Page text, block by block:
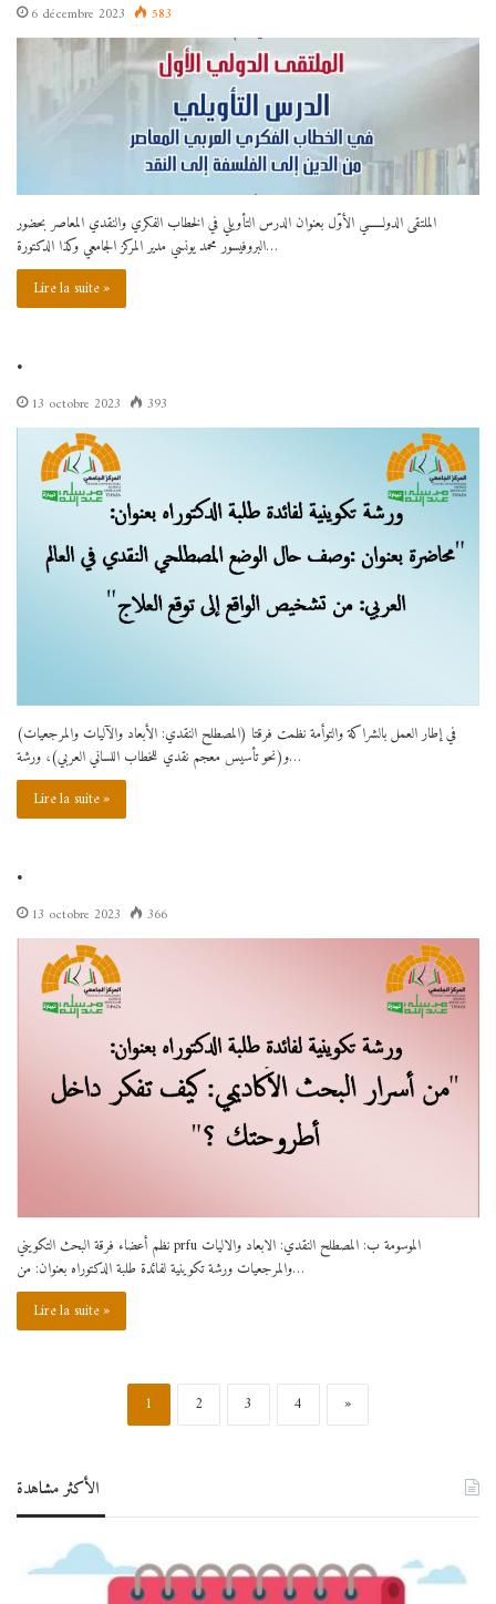
6 décembre 2023 583
الملتقى الدولــــــي الأوّل بعنوان الدرس التأويلي في الخطاب الفكري والنقدي المعاصر بحضور
البروفيسور محمد يونسي مدير المركز الجامعي وكذا الدكتورة…
Lire la suite »
.
13 octobre 2023 393
في إطار العمل بالشراكة والتوأمة نظمت فرقتا (المصطلح النقدي: الأبعاد والآليات والمرجعيات)
و(نحو تأسيس معجم نقدي للخطاب اللساني العربي)، ورشة…
Lire la suite »
.
13 octobre 2023 366
نظم أعضاء فرقة البحث التكويني prfu الموسومة ب: المصطلح النقدي: الابعاد والاليات
والمرجعيات ورشة تكوينية لفائدة طلبة الدكتوراه بعنوان: من…
Lire la suite »
1 2 3 4 »
الأكثر مشاهدة